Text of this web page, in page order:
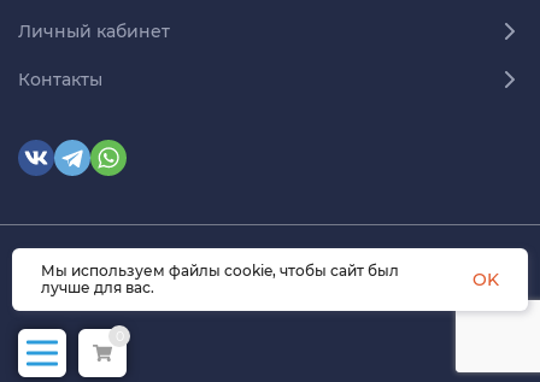
Личный кабинет
Контакты
© 2026 himmedsnab.ru. Все права защищены
Мы используем файлы cookie, чтобы сайт был
лучше для вас.
OK